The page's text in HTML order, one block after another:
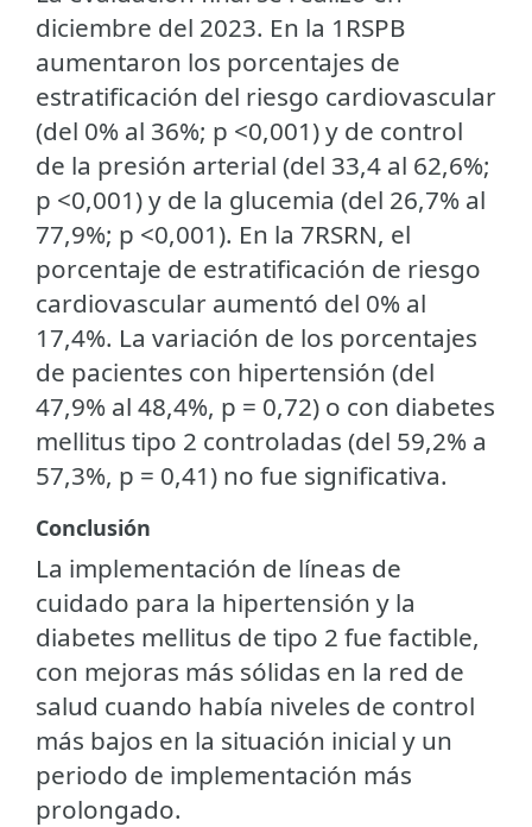
diciembre del 2023. En la 1RSPB
aumentaron los porcentajes de
estratificación del riesgo cardiovascular
(del 0% al 36%; p <0,001) y de control
de la presión arterial (del 33,4 al 62,6%;
p <0,001) y de la glucemia (del 26,7% al
77,9%; p <0,001). En la 7RSRN, el
porcentaje de estratificación de riesgo
cardiovascular aumentó del 0% al
17,4%. La variación de los porcentajes
de pacientes con hipertensión (del
47,9% al 48,4%, p = 0,72) o con diabetes
mellitus tipo 2 controladas (del 59,2% a
57,3%, p = 0,41) no fue significativa.
Conclusión
La implementación de líneas de
cuidado para la hipertensión y la
diabetes mellitus de tipo 2 fue factible,
con mejoras más sólidas en la red de
salud cuando había niveles de control
más bajos en la situación inicial y un
periodo de implementación más
prolongado.